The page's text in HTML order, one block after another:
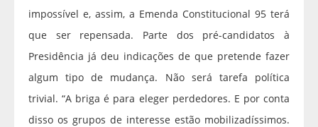
impossível e, assim, a Emenda Constitucional 95 terá
que ser repensada. Parte dos pré-candidatos à
Presidência já deu indicações de que pretende fazer
algum tipo de mudança. Não será tarefa política
trivial. “A briga é para eleger perdedores. E por conta
disso os grupos de interesse estão mobilizadíssimos.